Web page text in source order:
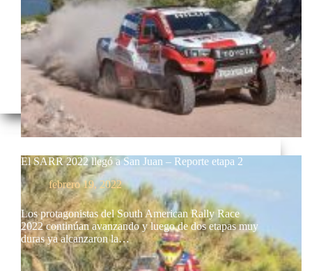
El SARR 2022 llegó a San Juan – Reporte etapa 2
febrero 19, 2022
Los protagonistas del South American Rally Race
2022 continúan avanzando y luego de dos etapas muy
duras ya alcanzaron la…